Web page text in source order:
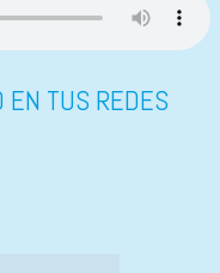
EN TUS REDES